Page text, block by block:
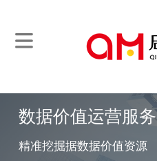
数据价值运营服务
精准挖掘据数据价值资源